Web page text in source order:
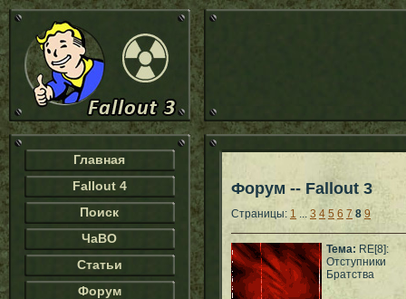
Главная
Fallout 4
Поиск
ЧаВО
Статьи
Форум
Форум -- Fallout 3
Страницы: 1 ... 3 4 5 6 7 8 9
Тема: RE[8]:
Отступники
Братства